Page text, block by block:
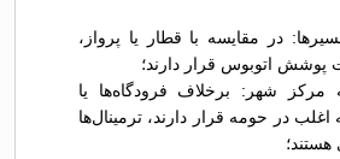
در مقایسه با قطار یا پرواز،
اتوبوس قرار دارند؛
مرکز شهر: برخلاف فرودگاه‌ها یا
اغلب در حومه قرار دارند، ترمینال‌ها